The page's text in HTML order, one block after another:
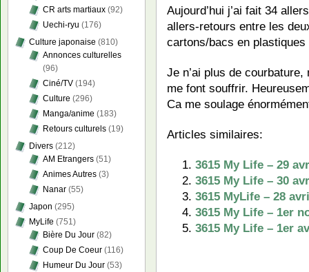
Aujourd’hui j’ai fait 34
allers-retours entre les
cartons/bacs en
Je n’ai plus de
me font souffrir.
Ca me soulage
Articles similaires:
3615 My Life – 29
3615 My Life – 30
3615 MyLife – 28
3615 My Life – 1er
3615 My Life – 1er
CR arts martiaux (92)
Uechi-ryu (176)
Culture japonaise (810)
Annonces culturelles
(96)
Ciné/TV (194)
Culture (296)
Manga/anime (183)
Retours culturels (19)
Divers (212)
AM Etrangers (51)
Animes Autres (3)
Nanar (55)
Japon (295)
MyLife (751)
Bière Du Jour (82)
Coup De Coeur (116)
Humeur Du Jour (53)